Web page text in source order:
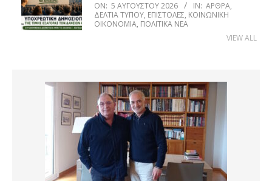
ON: 5 ΑΥΓΟΎΣΤΟΥ 2026 IN: ΆΡΘΡΑ,
ΔΕΛΤΊΑ ΤΎΠΟΥ, ΕΠΙΣΤΟΛΈΣ, ΚΟΙΝΩΝΙΚΉ
ΟΙΚΟΝΟΜΊΑ, ΠΟΛΙΤΙΚΆ ΝΈΑ
VIEW ALL